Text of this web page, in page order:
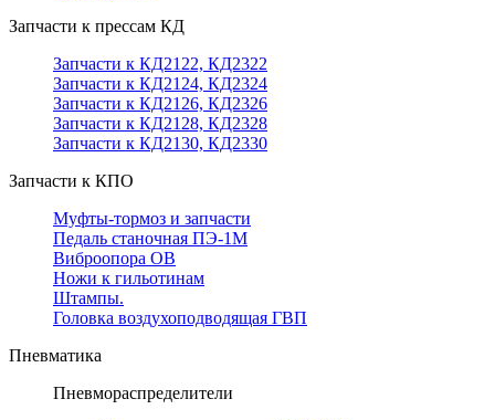
Запчасти к прессам КД
Запчасти к КД2122, КД2322
Запчасти к КД2124, КД2324
Запчасти к КД2126, КД2326
Запчасти к КД2128, КД2328
Запчасти к КД2130, КД2330
Запчасти к КПО
Муфты-тормоз и запчасти
Педаль станочная ПЭ-1М
Виброопора ОВ
Ножи к гильотинам
Штампы.
Головка воздухоподводящая ГВП
Пневматика
Пневмораспределители